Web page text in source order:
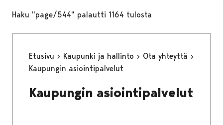
Haku "page/544" palautti 1164 tulosta
Etusivu Kaupunki ja hallinto
Ota yhteyttä
Kaupungin asiointipalvelut
Kaupungin asiointipalvelut